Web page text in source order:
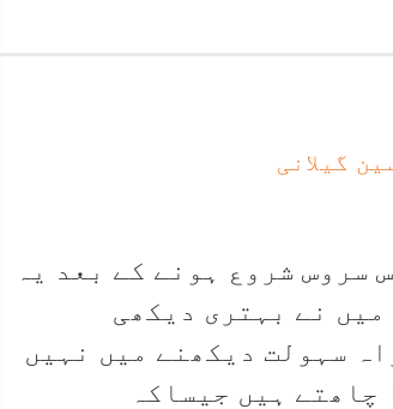
گیلانی
کشمیر کا بس سروس شروع ہونے کے بعد یہ
نے بہتری دیکھی
سہولت دیکھنے میں نہیں
ہیں جیساکہ